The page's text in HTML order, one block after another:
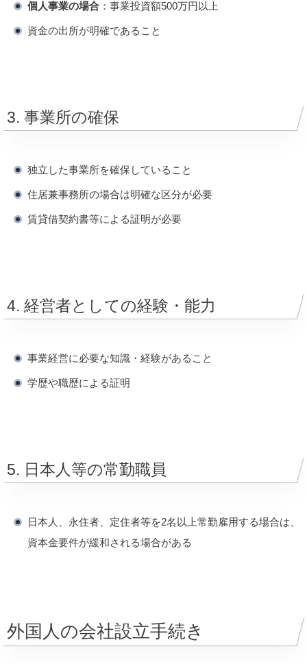
個人事業の場合 ：事業投資額500万円以上
資金の出所が明確であること
3. 事業所の確保
独立した事業所を確保していること
住居兼事務所の場合は明確な区分が必要
賃貸借契約書等による証明が必要
4. 経営者としての経験・能力
事業経営に必要な知識・経験があること
学歴や職歴による証明
5. 日本人等の常勤職員
日本人、永住者、定住者等を2名以上常勤雇用する場合は、
資本金要件が緩和される場合がある
外国人の会社設立手続き